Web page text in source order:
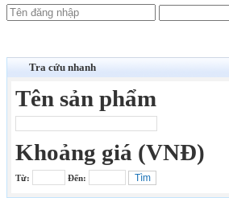
Tra cứu nhanh
Tên sản phẩm
Khoảng giá (VNĐ)
Từ: Đến: